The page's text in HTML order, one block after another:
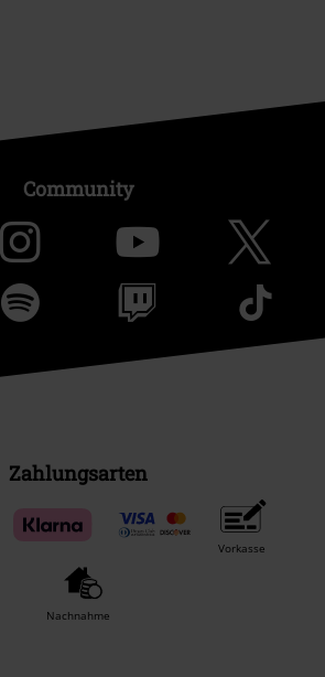
Community
Zahlungsarten
Vorkasse
Nachnahme